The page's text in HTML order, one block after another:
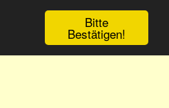
Bitte
Bestätigen!